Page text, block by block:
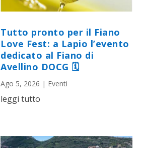
Tutto pronto per il Fiano
Love Fest: a Lapio l’evento
dedicato al Fiano di
Avellino DOCG 🗓
Ago 5, 2026 | Eventi
leggi tutto